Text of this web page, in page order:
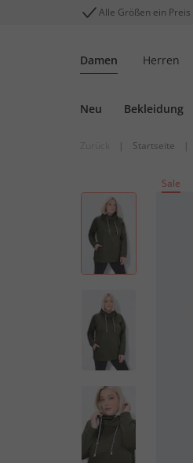
Alle Größen ein Preis
Damen Herren
Neu Bekleidung
| Startseite |
Sale